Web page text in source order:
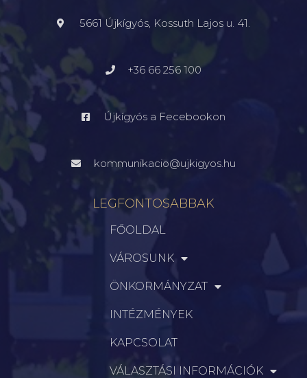
5661 Újkígyós, Kossuth Lajos u. 41.
+36 66 256 100
Újkígyós a Fecebookon
kommunikacio@ujkigyos.hu
LEGFONTOSABBAK
FŐOLDAL
VÁROSUNK
ÖNKORMÁNYZAT
INTÉZMÉNYEK
KAPCSOLAT
VÁLASZTÁSI INFORMÁCIÓK